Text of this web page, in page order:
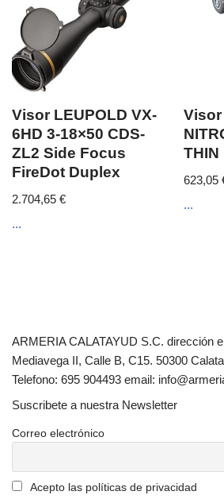
Visor LEUPOLD VX-
6HD 3-18×50 CDS-
ZL2 Side Focus
FireDot Duplex
2.704,65 €
...
Visor
THIN
623,05
...
ARMERIA CALATAYUD S.C. dirección
Mediavega II, Calle B, C15. 50300
Telefono: 695 904493 email:
Suscribete a nuestra Newsletter
Correo electrónico
Acepto las políticas de privacidad